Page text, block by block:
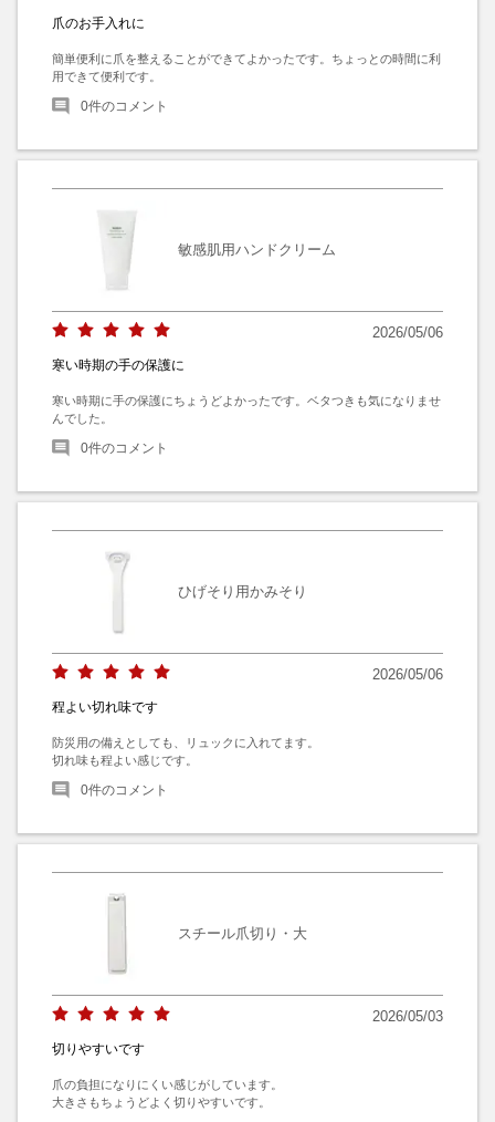
爪のお手入れに
簡単便利に爪を整えることができてよかったです。ちょっとの時間に利
用できて便利です。
0件のコメント
敏感肌用ハンドクリーム
2026/05/06
寒い時期の手の保護に
寒い時期に手の保護にちょうどよかったです。ベタつきも気になりませ
んでした。
0件のコメント
ひげそり用かみそり
2026/05/06
程よい切れ味です
防災用の備えとしても、リュックに入れてます。
切れ味も程よい感じです。
0件のコメント
スチール爪切り・大
2026/05/03
切りやすいです
爪の負担になりにくい感じがしています。
大きさもちょうどよく切りやすいです。